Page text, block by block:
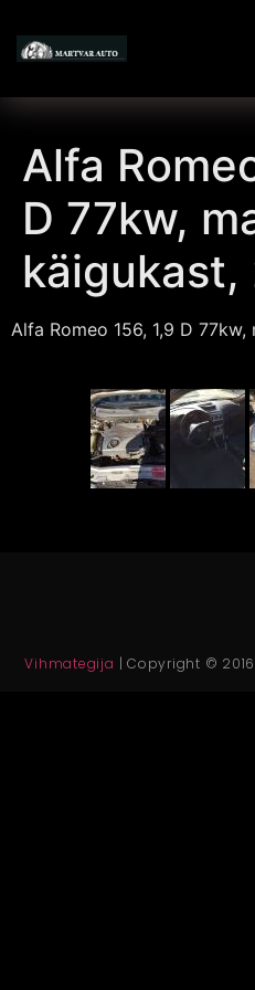
Alfa
D 77kw,
käigukast,
Alfa Romeo 156, 1,9 D
Vihmategija | Copyright ©